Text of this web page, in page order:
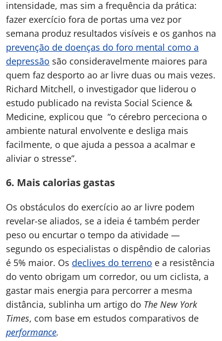
intensidade, mas sim a frequência da prática:
fazer exercício fora de portas uma vez por
semana produz resultados visíveis e os ganhos na
prevenção de doenças do foro mental como a
depressão são consideravelmente maiores para
quem faz desporto ao ar livre duas ou mais vezes.
Richard Mitchell, o investigador que liderou o
estudo publicado na revista Social Science &
Medicine, explicou que “o cérebro perceciona o
ambiente natural envolvente e desliga mais
facilmente, o que ajuda a pessoa a acalmar e
aliviar o stresse”.
6. Mais calorias gastas
Os obstáculos do exercício ao ar livre podem
revelar-se aliados, se a ideia é também perder
peso ou encurtar o tempo da atividade —
segundo os especialistas o dispêndio de calorias
é 5% maior. Os declives do terreno e a resistência
do vento obrigam um corredor, ou um ciclista, a
gastar mais energia para percorrer a mesma
distância, sublinha um artigo do The New York
Times, com base em estudos comparativos de
performance.